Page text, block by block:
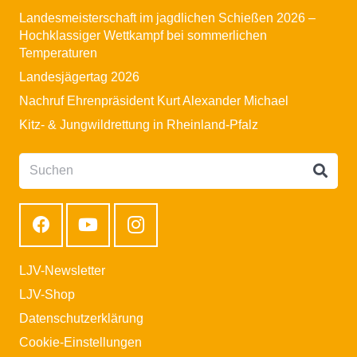
Landesmeisterschaft im jagdlichen Schießen 2026 –
Hochklassiger Wettkampf bei sommerlichen
Temperaturen
Landesjägertag 2026
Nachruf Ehrenpräsident Kurt Alexander Michael
Kitz- & Jungwildrettung in Rheinland-Pfalz
LJV-Newsletter
LJV-Shop
Datenschutzerklärung
Cookie-Einstellungen